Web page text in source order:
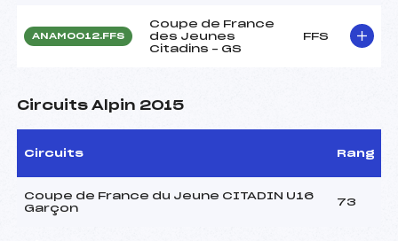
ANAM0012.FFS
Coupe de France
des Jeunes
Citadins – GS
FFS
Circuits Alpin 2015
Circuits Rang
Coupe de France du Jeune CITADIN U16
Garçon
73